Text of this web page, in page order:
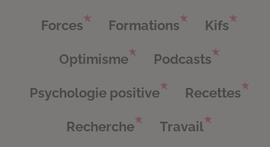
Forces Formations Kifs
Optimisme Podcasts
Psychologie positive Recettes
Recherche Travail